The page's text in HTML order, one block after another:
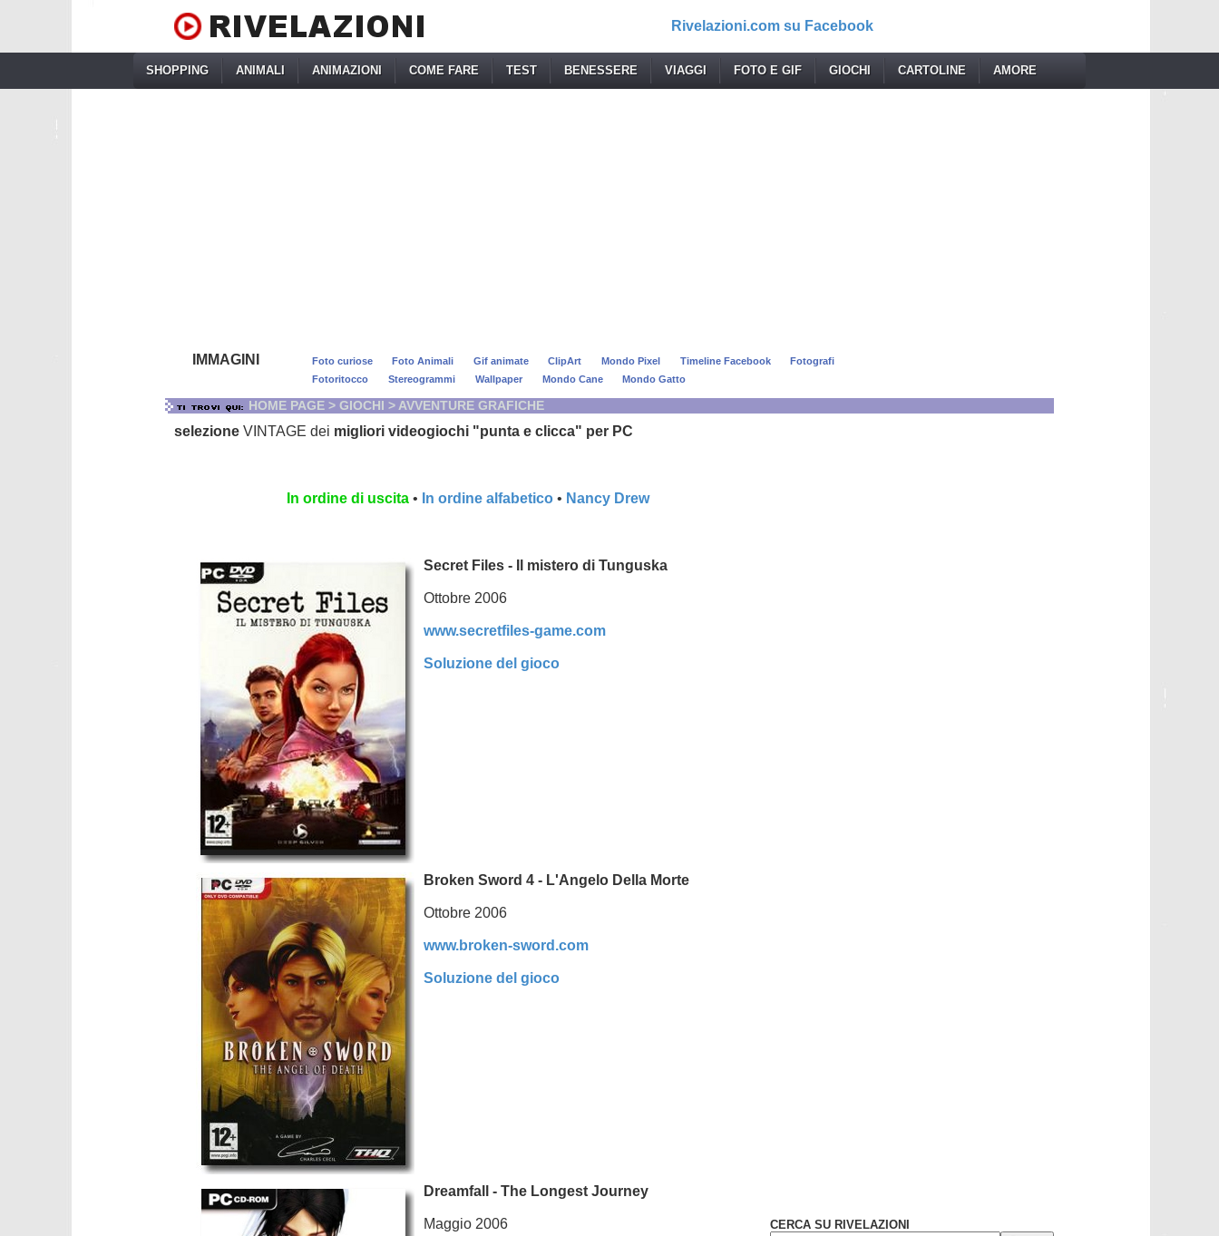
Rivelazioni.com su Facebook
SHOPPING ANIMALI ANIMAZIONI COME FARE TEST BENESSERE VIAGGI FOTO E GIF GIOCHI CARTOLINE AMORE
IMMAGINI Foto curiose Foto Animali Gif animate ClipArt Mondo Pixel Timeline Facebook
Fotografi
Fotoritocco
Stereogrammi Wallpaper Mondo Cane Mondo Gatto
HOME PAGE > GIOCHI > AVVENTURE GRAFICHE
selezione VINTAGE dei migliori videogiochi "punta e clicca" per PC
In ordine di uscita• In ordine alfabetico• Nancy Drew
Secret Files - Il mistero di Tunguska
Ottobre 2006
www.secretfiles-game.com
Soluzione del gioco
Broken Sword 4 - L'Angelo Della Morte
Ottobre 2006
www.broken-sword.com
Soluzione del gioco
Dreamfall - The Longest Journey
Maggio 2006 CERCA SU RIVELAZIONI